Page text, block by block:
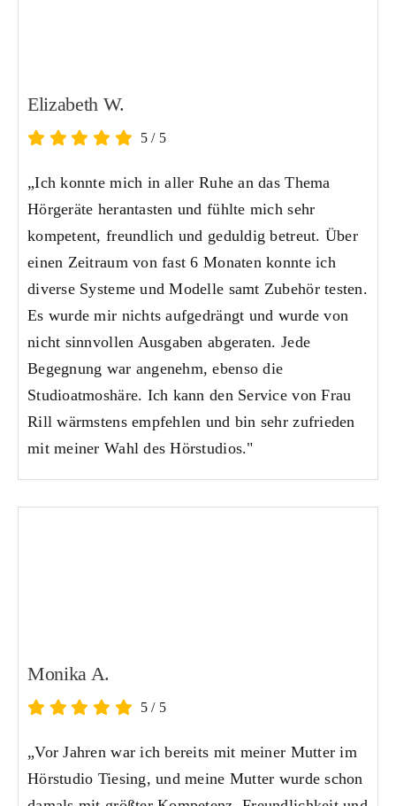
Elizabeth W.
5 / 5
„Ich konnte mich in aller Ruhe an das Thema
Hörgeräte herantasten und fühlte mich sehr
kompetent, freundlich und geduldig betreut. Über
einen Zeitraum von fast 6 Monaten konnte ich
diverse Systeme und Modelle samt Zubehör testen.
Es wurde mir nichts aufgedrängt und wurde von
nicht sinnvollen Ausgaben abgeraten. Jede
Begegnung war angenehm, ebenso die
Studioatmoshäre. Ich kann den Service von Frau
Rill wärmstens empfehlen und bin sehr zufrieden
mit meiner Wahl des Hörstudios."
Monika A.
5 / 5
„Vor Jahren war ich bereits mit meiner Mutter im
Hörstudio Tiesing, und meine Mutter wurde schon